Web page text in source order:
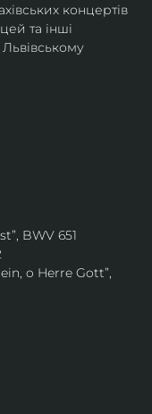
концертів
та інші
BWV 651
o Herre Gott”,